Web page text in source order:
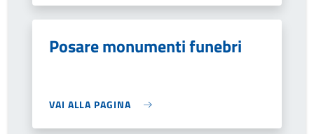
Posare monumenti funebri
VAI ALLA PAGINA